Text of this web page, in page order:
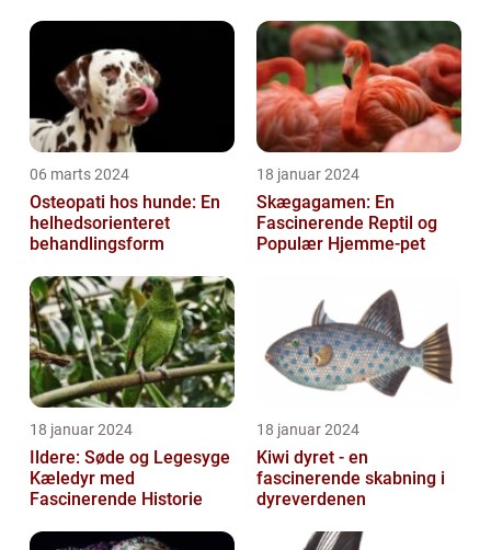
06 marts 2024
Osteopati hos hunde: En
helhedsorienteret
behandlingsform
18 januar 2024
Skægagamen: En
Fascinerende Reptil og
Populær Hjemme-pet
18 januar 2024
Ildere: Søde og Legesyge
Kæledyr med
Fascinerende Historie
18 januar 2024
Kiwi dyret - en
fascinerende skabning i
dyreverdenen